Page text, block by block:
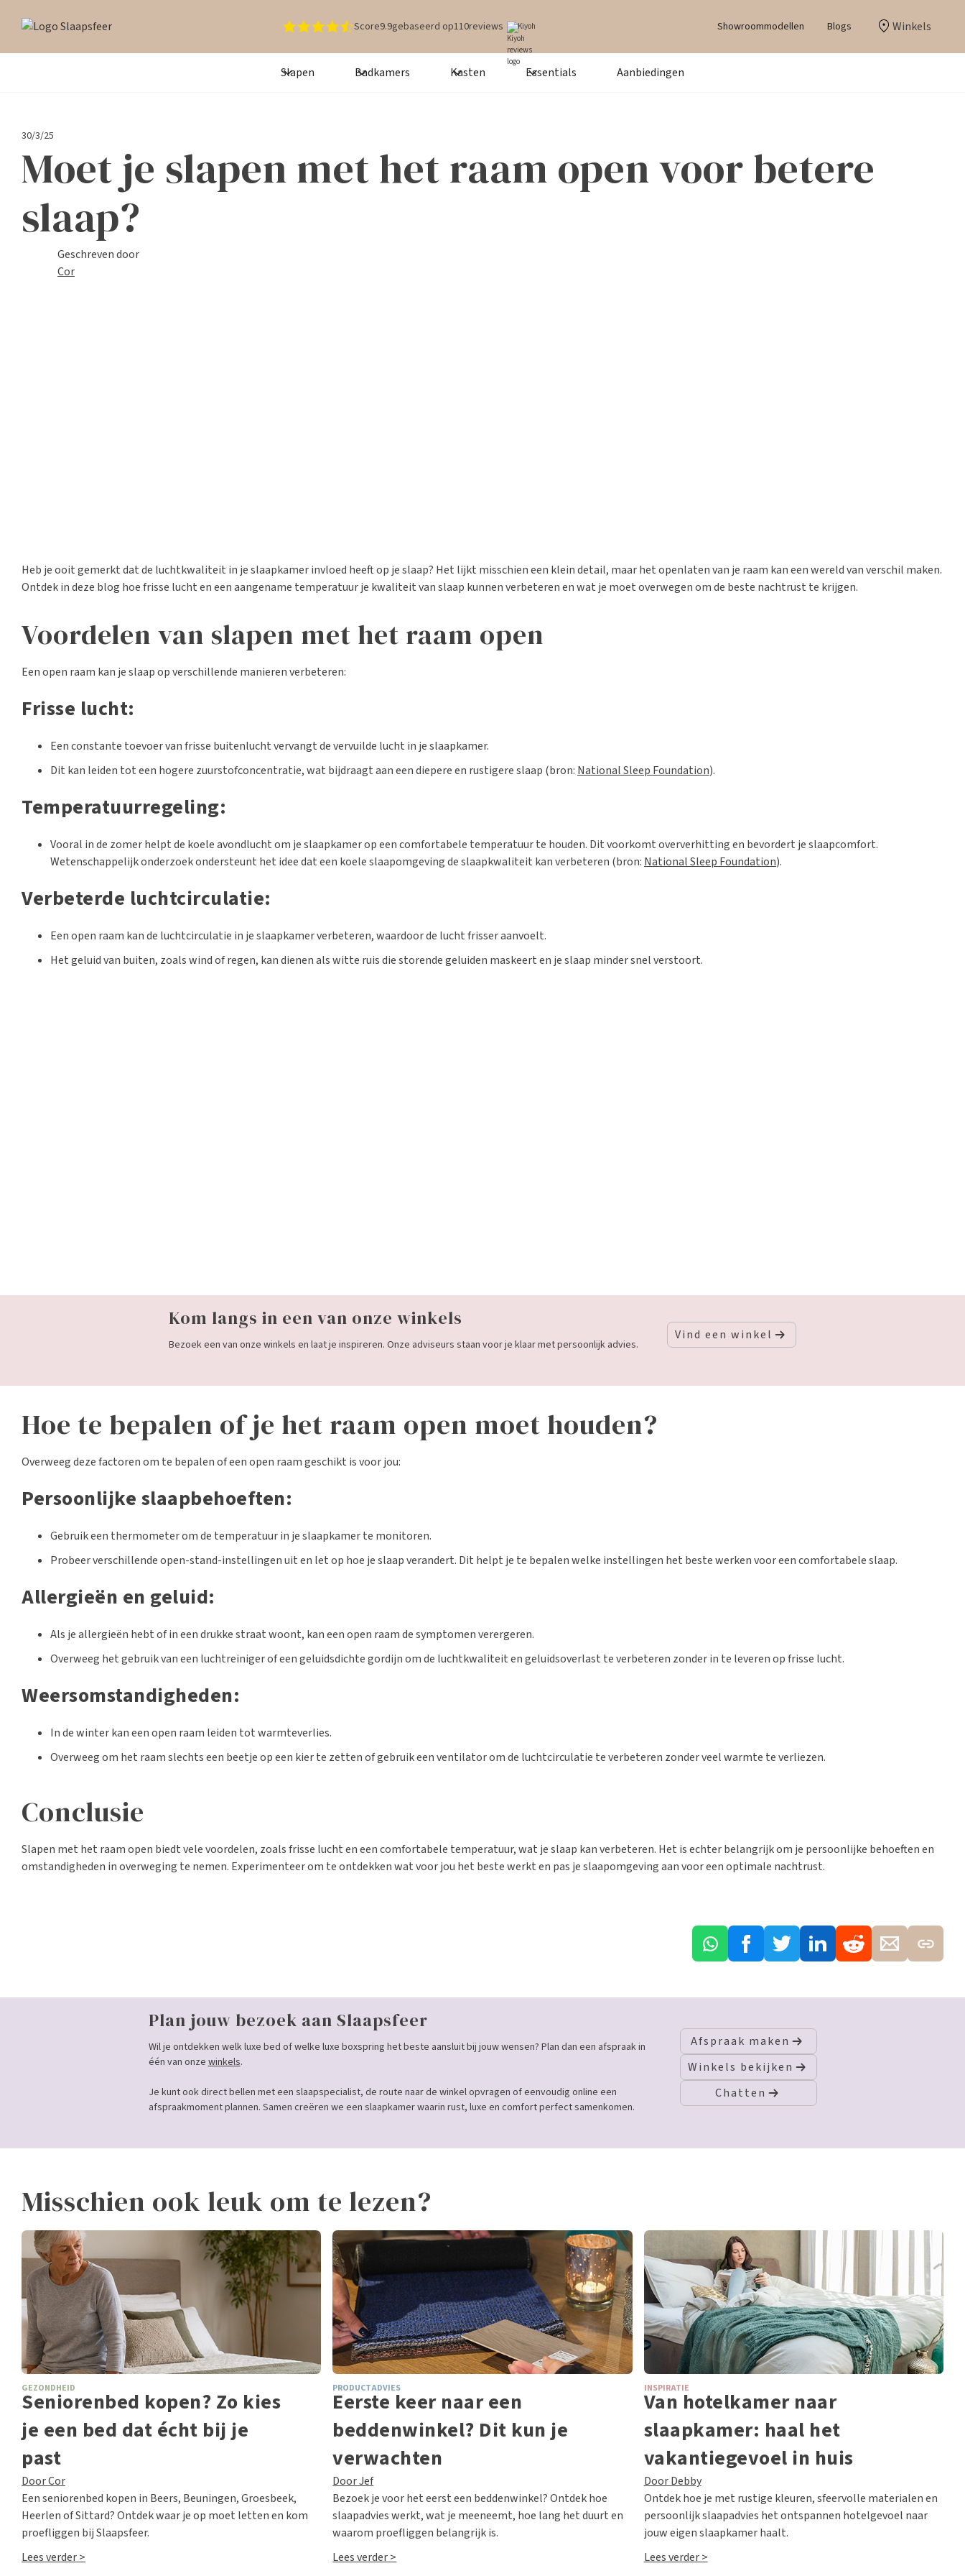
Score9.9gebaseerd op110reviews Kiyoh Showroommodellen Blogs Winkels
Slapen Badkamers Kasten Essentials Aanbiedingen
30/3/25
Moet je slapen met het raam open voor betere
slaap?
Geschreven door
Cor
Heb je ooit gemerkt dat de luchtkwaliteit in je slaapkamer invloed heeft op je slaap? Het lijkt misschien een klein detail, maar het openlaten van je raam kan een wereld van verschil maken.
Ontdek in deze blog hoe frisse lucht en een aangename temperatuur je kwaliteit van slaap kunnen verbeteren en wat je moet overwegen om de beste nachtrust te krijgen.
Voordelen van slapen met het raam open
Een open raam kan je slaap op verschillende manieren verbeteren:
Frisse lucht:
Een constante toevoer van frisse buitenlucht vervangt de vervuilde lucht in je slaapkamer.
Dit kan leiden tot een hogere zuurstofconcentratie, wat bijdraagt aan een diepere en rustigere slaap (bron: National Sleep Foundation).
Temperatuurregeling:
Vooral in de zomer helpt de koele avondlucht om je slaapkamer op een comfortabele temperatuur te houden. Dit voorkomt oververhitting en bevordert je slaapcomfort.
Wetenschappelijk onderzoek ondersteunt het idee dat een koele slaapomgeving de slaapkwaliteit kan verbeteren (bron: National Sleep Foundation).
Verbeterde luchtcirculatie:
Een open raam kan de luchtcirculatie in je slaapkamer verbeteren, waardoor de lucht frisser aanvoelt.
Het geluid van buiten, zoals wind of regen, kan dienen als witte ruis die storende geluiden maskeert en je slaap minder snel verstoort.
Kom langs in een van onze winkels
Bezoek een van onze winkels en laat je inspireren. Onze adviseurs staan voor je klaar met persoonlijk advies.
Vind een winkel
Hoe te bepalen of je het raam open moet houden?
Overweeg deze factoren om te bepalen of een open raam geschikt is voor jou:
Persoonlijke slaapbehoeften:
Gebruik een thermometer om de temperatuur in je slaapkamer te monitoren.
Probeer verschillende open-stand-instellingen uit en let op hoe je slaap verandert. Dit helpt je te bepalen welke instellingen het beste werken voor een comfortabele slaap.
Allergieën en geluid:
Als je allergieën hebt of in een drukke straat woont, kan een open raam de symptomen verergeren.
Overweeg het gebruik van een luchtreiniger of een geluidsdichte gordijn om de luchtkwaliteit en geluidsoverlast te verbeteren zonder in te leveren op frisse lucht.
Weersomstandigheden:
In de winter kan een open raam leiden tot warmteverlies.
Overweeg om het raam slechts een beetje op een kier te zetten of gebruik een ventilator om de luchtcirculatie te verbeteren zonder veel warmte te verliezen.
Conclusie
Slapen met het raam open biedt vele voordelen, zoals frisse lucht en een comfortabele temperatuur, wat je slaap kan verbeteren. Het is echter belangrijk om je persoonlijke behoeften en
omstandigheden in overweging te nemen. Experimenteer om te ontdekken wat voor jou het beste werkt en pas je slaapomgeving aan voor een optimale nachtrust.
Plan jouw bezoek aan Slaapsfeer
Wil je ontdekken welk luxe bed of welke luxe boxspring het beste aansluit bij jouw wensen? Plan dan een afspraak in
één van onzewinkels.
Je kunt ook direct bellen met een slaapspecialist, de route naar de winkel opvragen of eenvoudig online een
afspraakmoment plannen. Samen creëren we een slaapkamer waarin rust, luxe en comfort perfect samenkomen.
Afspraak maken
Winkels bekijken
Chatten
Misschien ook leuk om te lezen?
GEZONDHEID
Seniorenbed kopen? Zo kies
je een bed dat écht bij je
past
Door Cor
Een seniorenbed kopen in Beers, Beuningen, Groesbeek,
Heerlen of Sittard? Ontdek waar je op moet letten en kom
proefliggen bij Slaapsfeer.
Lees verder >
PRODUCTADVIES
Eerste keer naar een
beddenwinkel? Dit kun je
verwachten
Door Jef
Bezoek je voor het eerst een beddenwinkel? Ontdek hoe
slaapadvies werkt, wat je meeneemt, hoe lang het duurt en
waarom proefliggen belangrijk is.
Lees verder >
INSPIRATIE
Van hotelkamer naar
slaapkamer: haal het
vakantiegevoel in huis
Door Debby
Ontdek hoe je met rustige kleuren, sfeervolle materialen en
persoonlijk slaapadvies het ontspannen hotelgevoel naar
jouw eigen slaapkamer haalt.
Lees verder >